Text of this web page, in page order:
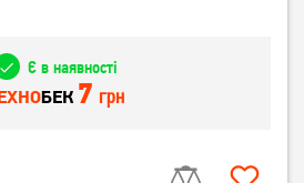
Є в наявності
БЕК 7 грн